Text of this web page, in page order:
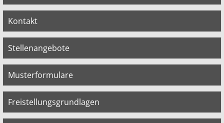
Kontakt
Stellenangebote
Musterformulare
Freistellungsgrundlagen